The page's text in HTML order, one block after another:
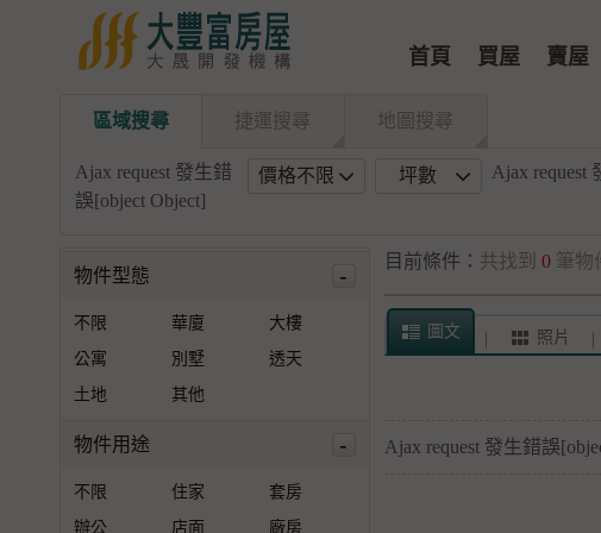
首頁 買屋 賣屋
區域搜尋 捷運搜尋 地圖搜尋
Ajax request 發生錯
誤[object Object]
價格不限 坪數 Ajax request
物件型態 -
不限 華廈
大樓
公寓
別墅
透天
土地
其他
物件用途 -
不限 住家
套房
辦公
店面 廠房
目前條件： 共找到 0 筆物
圖文 照片
Ajax request 發生錯誤